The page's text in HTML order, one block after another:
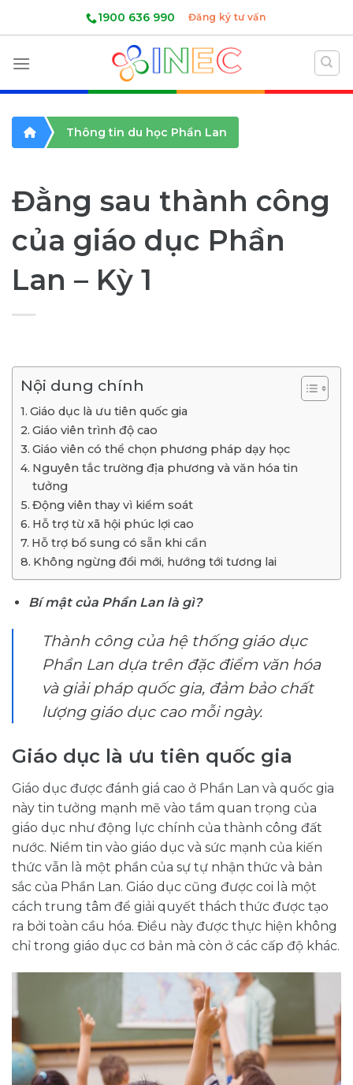
1900 636 990 Đăng ký tư vấn
Thông tin du học Phần Lan
Đằng sau thành công
của giáo dục Phần
Lan – Kỳ 1
Nội dung chính
Giáo dục là ưu tiên quốc gia
Giáo viên trình độ cao
Giáo viên có thể chọn phương pháp dạy học
Nguyên tắc trường địa phương và văn hóa tin
tưởng
Động viên thay vì kiểm soát
Hỗ trợ từ xã hội phúc lợi cao
Hỗ trợ bổ sung có sẵn khi cần
Không ngừng đổi mới, hướng tới tương lai
Bí mật của Phần Lan là gì?
Thành công của hệ thống giáo dục
Phần Lan dựa trên đặc điểm văn hóa
và giải pháp quốc gia, đảm bảo chất
lượng giáo dục cao mỗi ngày.
Giáo dục là ưu tiên quốc gia
Giáo dục được đánh giá cao ở Phần Lan và quốc gia
này tin tưởng mạnh mẽ vào tầm quan trọng của
giáo dục như động lực chính của thành công đất
nước. Niềm tin vào giáo dục và sức mạnh của kiến ​​
thức vẫn là một phần của sự tự nhận thức và bản
sắc của Phần Lan. Giáo dục cũng được coi là một
cách trung tâm để giải quyết thách thức được tạo
ra bởi toàn cầu hóa. Điều này được thực hiện không
chỉ trong giáo dục cơ bản mà còn ở các cấp độ khác.